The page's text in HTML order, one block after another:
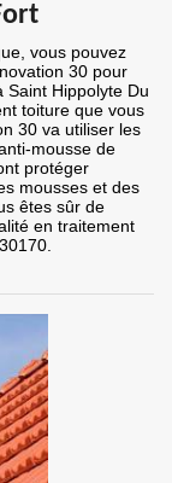
vous pouvez
30 pour
Saint Hippolyte Du
toiture que vous
30 va utiliser les
mousse de
protéger
mousses et des
êtes sûr de
en traitement